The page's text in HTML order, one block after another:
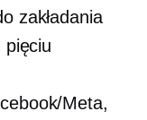
zakładania
pięciu
Meta,